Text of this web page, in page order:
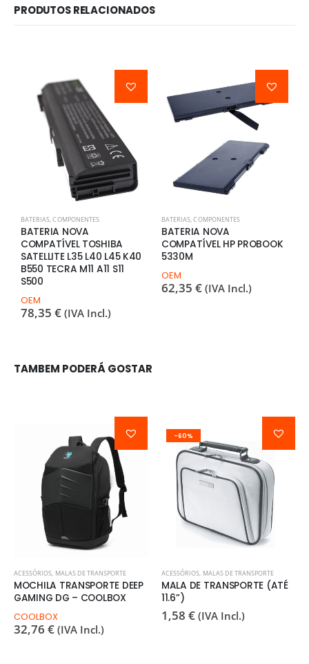
PRODUTOS RELACIONADOS
BATERIAS,COMPONENTES
BATERIA NOVA
COMPATÍVEL TOSHIBA
SATELLITE L35 L40 L45 K40
B550 TECRA M11 A11 S11
S500
OEM
78,35 € (IVA Incl.)
BATERIAS,COMPONENTES
BATERIA NOVA
COMPATÍVEL HP PROBOOK
5330M
OEM
62,35 € (IVA Incl.)
TAMBEM PODERÁ GOSTAR
ACESSÓRIOS, MALAS DE TRANSPORTE
MOCHILA TRANSPORTE DEEP
GAMING DG – COOLBOX
COOLBOX
32,76 € (IVA Incl.)
-60%
ACESSÓRIOS, MALAS DE TRANSPORTE
MALA DE TRANSPORTE (ATÉ
11.6”)
1,58 € (IVA Incl.)